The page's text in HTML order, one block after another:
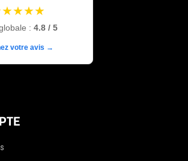
: 4.8 / 5
votre avis →